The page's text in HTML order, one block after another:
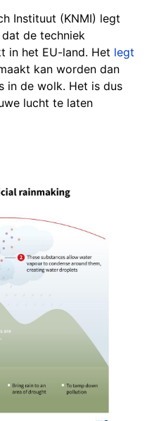
Instituut (KNMI) legt
de techniek
in het EU-land. Het legt
kan worden dan
in de wolk. Het is dus
lucht te laten